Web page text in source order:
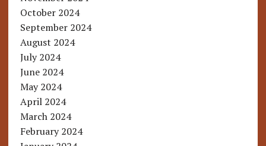
October 2024
September 2024
August 2024
July 2024
June 2024
May 2024
April 2024
March 2024
February 2024